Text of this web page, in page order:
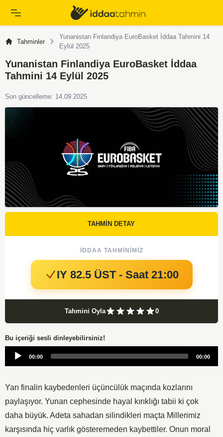
Tahminler
Yunanistan Finlandiya EuroBasket İddaa Tahmini 14
Eylül 2025
Yunanistan Finlandiya EuroBasket İddaa
Tahmini 14 Eylül 2025
Son güncelleme: 14.09.2025
TAHMİN DETAY
İDDAA TAHMINIMIZ
IY 82.5 ÜST - Saat 21:00
Tahmini Oyla 0
Bu içeriği sesli dinleyebilirsiniz!
Audio
00:00 00:00
Yarı finalin kaybedenleri üçüncülük maçında kozlarını
paylaşıyor. Yunan cephesinde hayal kırıklığı tabii ki çok
daha büyük. Adeta sahadan silindikleri maçta Millerimiz
karşısında hiç varlık gösteremeden kaybettiler. Onun moral